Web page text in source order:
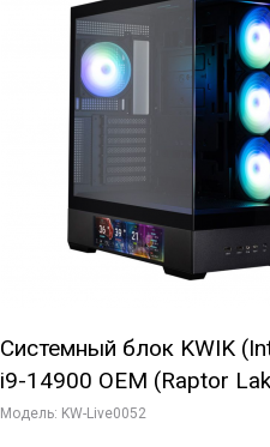
Системный блок KWIK
i9-14900 OEM (Raptor
C24 16EC/8PC// 64 ГБ
Модель: KW-Live0052